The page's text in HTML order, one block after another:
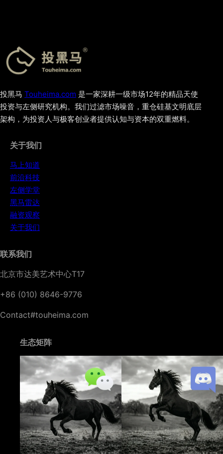
投黑马 Touheima.com 是一家深耕一级市场12年的精品天使
投资与左侧研究机构。我们过滤市场噪音，重仓硅基文明底层
架构，为投资人与极客创业者提供认知与资本的双重燃料。
关于我们
马上知道
前沿科技
左侧学堂
黑马雷达
融资观察
关于我们
联系我们
北京市达美艺术中心T17
+86 (010) 8646-9776
Contact#touheima.com
生态矩阵